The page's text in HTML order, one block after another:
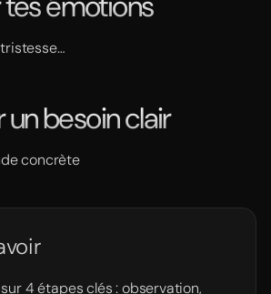
un besoin clair
concrète
4 étapes clés : observation,